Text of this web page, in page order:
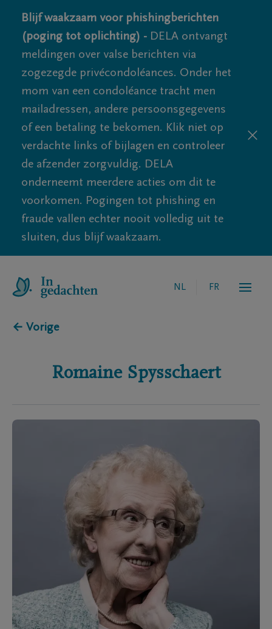
Blijf waakzaam voor phishingberichten
(poging tot oplichting) - DELA ontvangt
meldingen over valse berichten via
zogezegde privécondoléances. Onder het
mom van een condoléance tracht men
mailadressen, andere persoonsgegevens
of een betaling te bekomen. Klik niet op
verdachte links of bijlagen en controleer
de afzender zorgvuldig. DELA
onderneemt meerdere acties om dit te
voorkomen. Pogingen tot phishing en
fraude vallen echter nooit volledig uit te
sluiten, dus blijf waakzaam.
NL FR
← Vorige
Romaine Spysschaert